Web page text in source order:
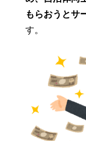
もらおうとサ
す。